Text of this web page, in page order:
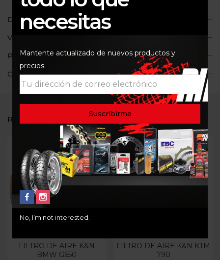
Descripción
Valoraciones (0)
Políticas de la tienda
Consultas
RELATED PRODUCTS
FILTRO DE AIRE K&N
BMW G650
Out Of Stock
FILTRO DE AIRE K&N KTM
790
necesitas
Mantente actualizado de nuevos productos y
precios.
No, I’m not interested.